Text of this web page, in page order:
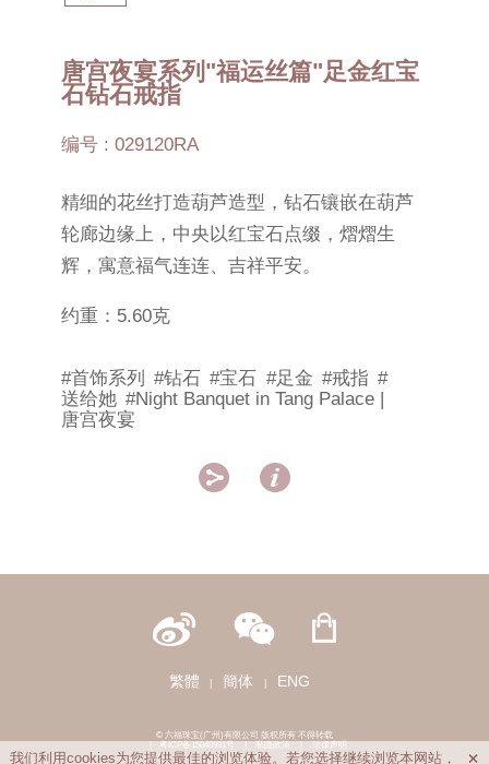
唐宫夜宴系列"福运丝篇"足金红宝
石钻石戒指
编号 : 029120RA
精细的花丝打造葫芦造型，钻石镶嵌在葫芦
轮廊边缘上，中央以红宝石点缀，熠熠生
辉，寓意福气连连、吉祥平安。
约重：5.60克
#首饰系列 #钻石 #宝石 #足金 #戒指 #
送给她 #Night Banquet in Tang Palace |
唐宫夜宴
 
繁體 簡体 ENG
© 六福珠宝(广州)有限公司 版权所有 不得转载
|
粤ICP备15048991号 | 私隐政策 | 法律声明
我们利用cookies为您提供最佳的浏览体验。若您选择继续浏览本网站， 